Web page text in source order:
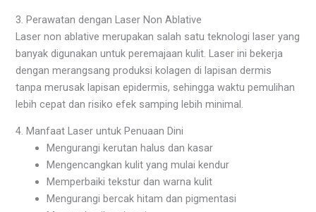
3. Perawatan dengan Laser Non Ablative
Laser non ablative merupakan salah satu teknologi laser yang
banyak digunakan untuk peremajaan kulit. Laser ini bekerja
dengan merangsang produksi kolagen di lapisan dermis
tanpa merusak lapisan epidermis, sehingga waktu pemulihan
lebih cepat dan risiko efek samping lebih minimal.
4. Manfaat Laser untuk Penuaan Dini
Mengurangi kerutan halus dan kasar
Mengencangkan kulit yang mulai kendur
Memperbaiki tekstur dan warna kulit
Mengurangi bercak hitam dan pigmentasi